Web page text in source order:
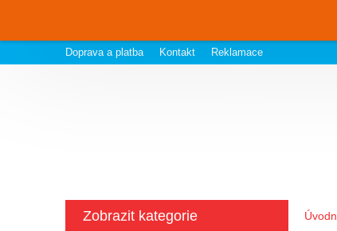
Doprava a platba Kontakt Reklamace
Zobrazit kategorie